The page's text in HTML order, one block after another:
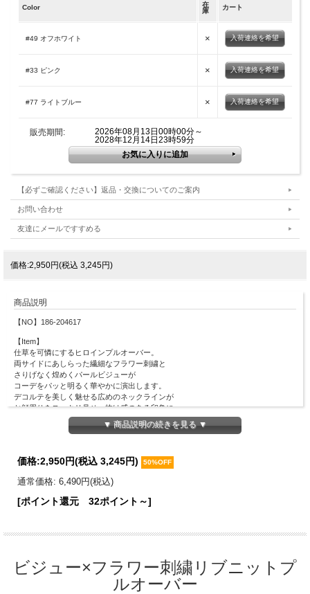
Color
在
庫
カート
#49 オフホワイト × 入荷連絡を希望
#33 ピンク × 入荷連絡を希望
#77 ライトブルー × 入荷連絡を希望
販売期間:
2026年08月13日00時00分～
2028年12月14日23時59分
【必ずご確認ください】返品・交換についてのご案内
お問い合わせ
友達にメールですすめる
価格:2,950円(税込 3,245円)
商品説明
【NO】186-204617
【Item】
仕草を可憐にするヒロインプルオーバー。
両サイドにあしらった繊細なフラワー刺繍と
さりげなく煌めくパールビジューが
コーデをパッと明るく華やかに演出します。
デコルテを美しく魅せる広めのネックラインが
お顔周りをスッキリ見せ、抜け感のある印象に。
伸縮性のある柔らかなリブニット生地が
ボディーラインに優しくフィットし、
全体をワントーンで仕上げているから
レーヨン100％
総丈：54cm
袖丈：31cm
▼ 商品説明の続きを見る ▼
価格:2,950円(税込 3,245円) 50%OFF
通常価格: 6,490円(税込)
[ポイント還元 32ポイント～]
ビジュー×フラワー刺繍リブニットプ
ルオーバー